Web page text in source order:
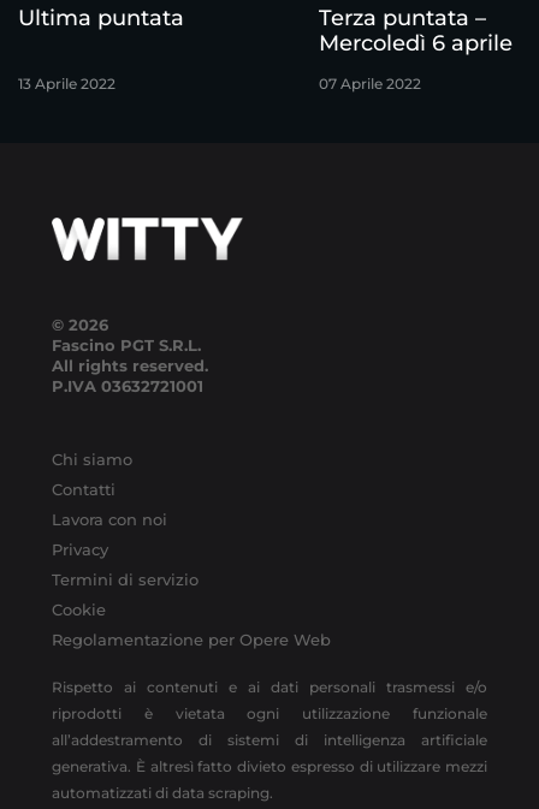
Ultima puntata
13 Aprile 2022
Terza puntata –
Mercoledì 6 aprile
07 Aprile 2022
© 2026
Fascino PGT S.R.L.
All rights reserved.
P.IVA 03632721001
Chi siamo
Contatti
Lavora con noi
Privacy
Termini di servizio
Cookie
Regolamentazione per Opere Web
Rispetto ai contenuti e ai dati personali trasmessi e/o
riprodotti è vietata ogni utilizzazione funzionale
all’addestramento di sistemi di intelligenza artificiale
generativa. È altresì fatto divieto espresso di utilizzare mezzi
automatizzati di data scraping.